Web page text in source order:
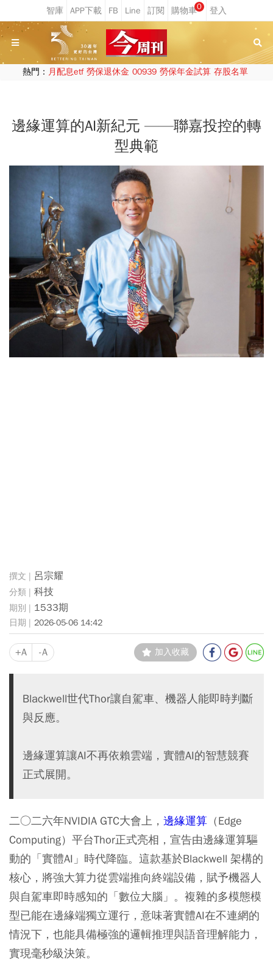
0
熱門： 月配息etf 勞保退休金 00939 勞保年金試算 存股名單
邊緣運算的AI新紀元 ——聯嘉投控的轉
型典範
呂宗耀
科技
1533期
2026-05-06 14:42
+A -A 加入收藏
Blackwell世代Thor讓自駕車、機器人能即時判斷
與反應。
邊緣運算讓AI不再依賴雲端，實體AI的智慧競賽
正式展開。
二○二六年NVIDIA GTC大會上， 邊緣運算 （Edge
Computing）平台Thor正式亮相，宣告由邊緣運算驅
動的「實體AI」時代降臨。這款基於Blackwell 架構的
核心，將強大算力從雲端推向終端設備，賦予機器人
與自駕車即時感知的「數位大腦」。複雜的多模態模
型已能在邊緣端獨立運行，意味著實體AI在不連網的
情況下，也能具備極強的邏輯推理與語音理解能力，
實現毫秒級決策。